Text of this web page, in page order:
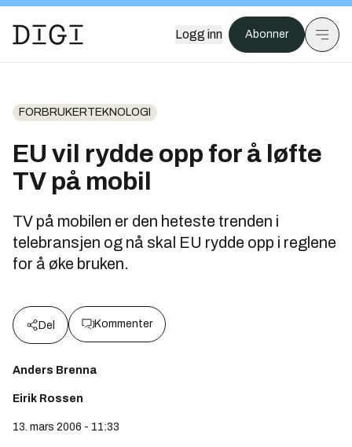
Logg inn Abonner
FORBRUKERTEKNOLOGI
EU vil rydde opp for å løfte
TV på mobil
TV på mobilen er den heteste trenden i
telebransjen og nå skal EU rydde opp i reglene
for å øke bruken.
Del Kommenter
Anders Brenna
Eirik Rossen
13. mars 2006 - 11:33